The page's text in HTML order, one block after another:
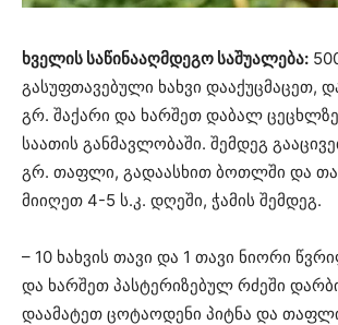
ხველის საწინააღმდეგო საშუალება:
გასუფთავებული ხახვი დააქუცმაცეთ,
გრ. შაქარი და ხარშეთ დაბალ
საათის განმავლობაში. შემდეგ
გრ. თაფლი, გადაასხით ბოთლში და
მიიღეთ 4-5 ს.კ. დღეში, ჭამის შემდეგ.
– 10 ხახვის თავი და 1 თავი ნიორი
და ხარშეთ პასტერიზებულ რძეში
დაამატეთ ცოტაოდენი პიტნა და